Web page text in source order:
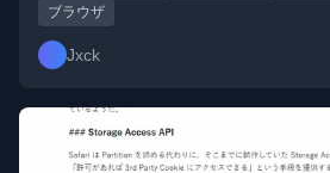
ブラウザ
Jxck